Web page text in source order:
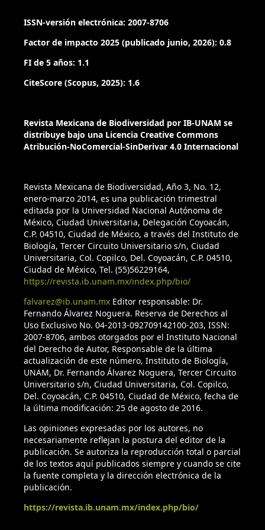
Teposcolula-Yanhuitlán, Mixteca Alta, Estado de Oaxaca. En
L. R. Segura, R. Rodríguez (Eds.), Libro-guía de la excursión
Geológica Mexicana.
Teposcolula-Yanhuitlán, Mixteca Alta, estado de Oaxaca.
Ciudad de México: Instituto de Geología, UNAM.
use. Science, 22, 570–574.
https://doi.org/10.1126/science.1111772
Fragoso-Servón, P., Pereira, A., Frausto, O. y Bautista, F.
(2014). Relación entre la geodiversidad de Quintana Roo y
su biodiversidad. Quivera, 16, 97–125.
Girado, E. (2019). Teledetección de arbustos dispersos en
zonas áridas mediante análisis de imágenes basado en
objetos y aprendizaje profundo (Tesis doctoral). Universidad
de Almería, España.
González, M., Ramírez, N., Galindo, L., Camacho, A., Golicher,
D., Cayuela, L. et al. (2009). Tendencias y proyecciones del
uso del suelo y la diversidad florística en Los Altos de
Chiapas, México. Investigación Ambiental, 1, 40–53.
ecological multiple regression. Ecology, 84, 2809–2815.
https://doi.org/10.1890/02-3114
Granados, C., Giné, D. S. y García-Romero, A. (2014). Efecto
de borde en la composición y en la estructura de los
bosques templados, Sierra de Monte-Alto, Centro de México.
ISSN-versión electrónica: 2007-8706
Factor de impacto 2025 (publicado junio, 2026): 0.8
FI de 5 años: 1.1
CiteScore (Scopus, 2025): 1.6
Revista Mexicana de Biodiversidad por IB-UNAM se
distribuye bajo una Licencia Creative Commons
Atribución-NoComercial-SinDerivar 4.0 Internacional
Revista Mexicana de Biodiversidad, Año 3, No. 12,
enero-marzo 2014, es una publicación trimestral
editada por la Universidad Nacional Autónoma de
México, Ciudad Universitaria, Delegación Coyoacán,
C.P. 04510, Ciudad de México, a través del Instituto de
Biología, Tercer Circuito Universitario s/n, Ciudad
Universitaria, Col. Copilco, Del. Coyoacán, C.P. 04510,
Ciudad de México, Tel. (55)56229164,
https://revista.ib.unam.mx/index.php/bio/
falvarez@ib.unam.mxEditor responsable: Dr.
Fernando Álvarez Noguera. Reserva de Derechos al
Uso Exclusivo No. 04-2013-092709142100-203, ISSN:
2007-8706, ambos otorgados por el Instituto Nacional
del Derecho de Autor, Responsable de la última
actualización de este número, Instituto de Biología,
UNAM, Dr. Fernando Álvarez Noguera, Tercer Circuito
Universitario s/n, Ciudad Universitaria, Col. Copilco,
Del. Coyoacán, C.P. 04510, Ciudad de México, fecha de
la última modificación: 25 de agosto de 2016.
Las opiniones expresadas por los autores, no
necesariamente reflejan la postura del editor de la
publicación. Se autoriza la reproducción total o parcial
de los textos aquí publicados siempre y cuando se cite
la fuente completa y la dirección electrónica de la
publicación.
https://revista.ib.unam.mx/index.php/bio/